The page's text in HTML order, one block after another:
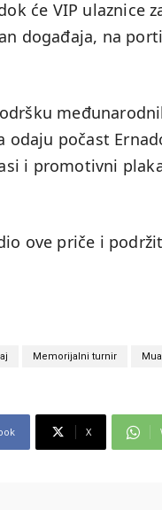
će VIP
događaja, na
počast
i promotivni
ove priče i
Memorijalni turnir
X